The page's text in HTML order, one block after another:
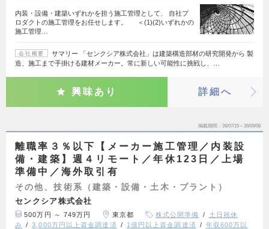
内装・設備・建築いずれかを担う施工管理として、 自社プ
ロダクトの施工管理をお任せします。 ＜(1)(2)いずれかの
施工管理…
会社概要
サマリー 「センクシア株式会社」は建築構造部材の研究開発から 製
造、施工まで手掛ける建材メーカー。常に新しい可能性に挑戦し、…
興味あり 詳細へ
掲載期間 26/07/15～26/09/08
離職率３％以下【メーカー施工管理／内装設
備・建築】週４リモート／年休123日／上場
準備中／海外取引有
その他、技術系（建築・設備・土木・プラント）
センクシア株式会社
500万円 ～ 749万円 東京都 株式公開準備
土日祝休
み
3,000万円以上資金調達済 1億円以上資金調達済
年収600万以